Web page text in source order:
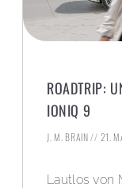
ROADTRIP:
IONIQ 9
J. M. BRAIN 21.
Lautlos von